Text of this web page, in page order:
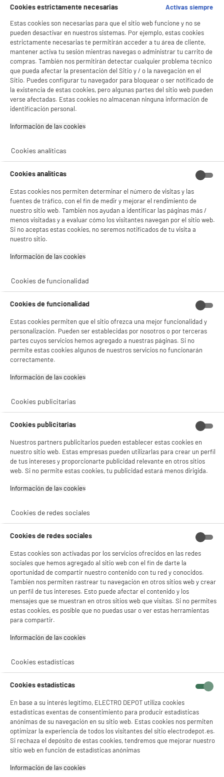
★★★★★
★★★★★
4.4/5( 2871)
compare_product
Tipo : ONE BLADE
Autonomía : 45 m
24
PRECIO IMBATIBLE
★★★★★
★★★★★
4.2/5(59)
compare_product
Tipo : Irrigador dental
Número de movimientos por minuto : 1200
34€ 96
PRECIO IMBATIBLE
★★★★★
★★★★★
Depiladora Laser IPL SILK'N Motion Premium H3
600.000 Pulsos, Color Blanca H3220
Numero de flashes : 600000
Número de niveles de intensidad : 5
159€ 96
PRECIO IMBATIBLE
★★★★★
★★★★★
Secador de pelo BE YOU BY-SCDC 1800W motor
DC, Compacto ideal para viajar
Tipo de motor : Motor DC : para todo la
Número de velocidades : 3
9€96
PRECIO IMBATIBLE
★★★★★
★★★★★
4.6/5(60)
compare_product
Cortapelo con bateria BE YOU BY-WLHC
Autonomía : 150 m
Nariz y Orejas Barbera BY-MGK
Rechazar todas
Con el fin de mejorar tu experiencia, y tras tu consentimiento, ELECTRO DEPOT
y sus socios utilizan cookies que procesan tus datos personales para:
- compartir contenido adaptado a tus preferencias
- facilitar el intercambio de contenido en las redes sociales
- analizar el tráfico en nuestro sitio web Consulta la política de cookies.
Consulta la política de cookies..
Si aceptas, la experiencia será aún mejor. Si no acepta, se utilizarán cookies
estadísticas anónimas basadas en tu navegación. Puedes oponerte a su uso
¡Buena visita!
Cookies estrictamente necesarias
Activas siempre
Estas cookies son necesarias para que el sitio web funcione y no se
pueden desactivar en nuestros sistemas. Por ejemplo, estas cookies
estrictamente necesarias te permitirán acceder a tu área de cliente,
mantener activa tu sesión mientras navegas o administrar tu carrito de
compras. También nos permitirán detectar cualquier problema técnico
que pueda afectar la presentación del Sitio y / o la navegación en el
Sitio. Puedes configurar tu navegador para bloquear o ser notificado de
la existencia de estas cookies, pero algunas partes del sitio web pueden
verse afectadas. Estas cookies no almacenan ninguna información de
identificación personal.
Información de las cookies‎
Cookies analíticas
Cookies analíticas
Estas cookies nos permiten determinar el número de visitas y las
fuentes de tráfico, con el fin de medir y mejorar el rendimiento de
nuestro sitio web. También nos ayudan a identificar las páginas más /
menos visitadas y a evaluar cómo los visitantes navegan por el sitio web.
Si no aceptas estas cookies, no seremos notificados de tu visita a
nuestro sitio.
Información de las cookies‎
Cookies de funcionalidad
Cookies de funcionalidad
Estas cookies permiten que el sitio ofrezca una mejor funcionalidad y
personalización. Pueden ser establecidas por nosotros o por terceras
partes cuyos servicios hemos agregado a nuestras páginas. Si no
permite estas cookies algunos de nuestros servicios no funcionarán
correctamente.
Información de las cookies‎
Cookies publicitarias
Cookies publicitarias
Nuestros partners publicitarios pueden establecer estas cookies en
nuestro sitio web. Estas empresas pueden utilizarlas para crear un perfil
de tus intereses y proporcionarte publicidad relevante en otros sitios
web. Si no permite estas cookies, tu publicidad estará menos dirigida.
Información de las cookies‎
Cookies de redes sociales
Cookies de redes sociales
Estas cookies son activadas por los servicios ofrecidos en las redes
sociales que hemos agregado al sitio web con el fin de darte la
oportunidad de compartir nuestro contenido con tu red y conocidos.
También nos permiten rastrear tu navegación en otros sitios web y crear
un perfil de tus intereses. Esto puede afectar el contenido y los
mensajes que se muestran en otros sitios web que visitas. Si no permites
estas cookies, es posible que no puedas usar o ver estas herramientas
para compartir.
Información de las cookies‎
Cookies estadísticas
Cookies estadísticas
En base a su interés legítimo, ELECTRO DEPOT utiliza cookies
estadísticas exentas de consentimiento para producir estadísticas
anónimas de su navegación en su sitio web. Estas cookies nos permiten
optimizar la experiencia de todos los visitantes del sitio electrodepot.es.
Si rechaza el depósito de estas cookies, tendremos que mejorar nuestro
sitio web en función de estadísticas anónimas
Información de las cookies‎